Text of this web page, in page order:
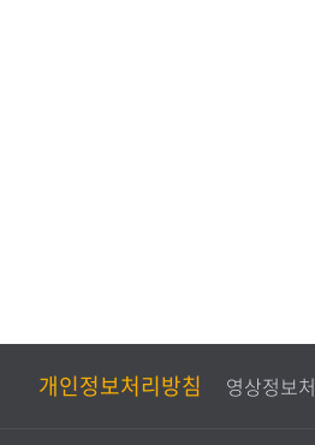
개인정보처리방침 영상정보